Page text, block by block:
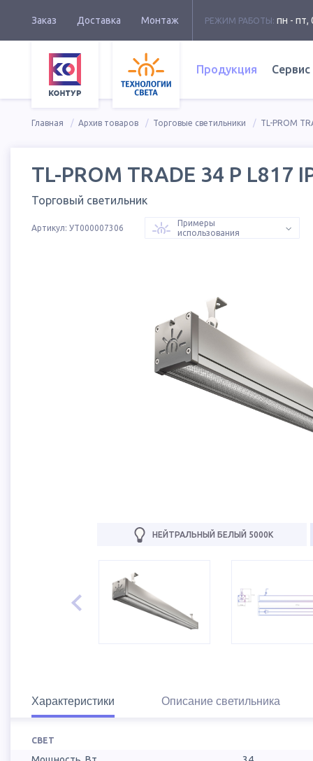
Заказ Доставка Монтаж РЕЖИМ РАБОТЫ: пн - пт,
Продукция Сервис
Главная Архив товаров Торговые светильники TL-PROM
TL-PROM TRADE 34 P L817
Торговый светильник
Артикул: УТ000007306
Примеры
использования
НЕЙТРАЛЬНЫЙ БЕЛЫЙ 5000К
Характеристики Описание светильника
СВЕТ